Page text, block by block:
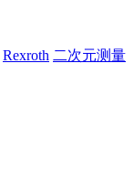
Rexroth 二次元测量